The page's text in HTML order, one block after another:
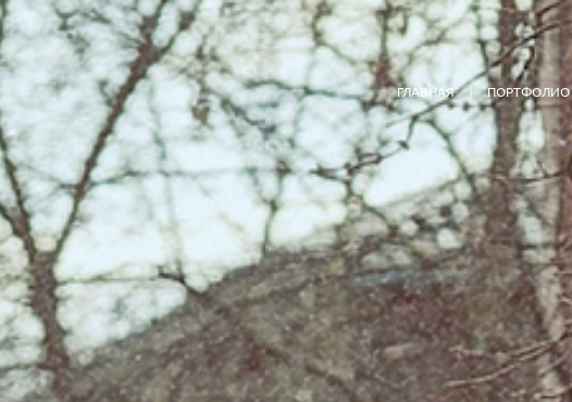
ГЛАВНАЯ ПОРТФОЛИО